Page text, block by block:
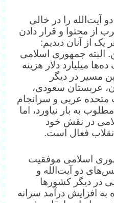
آیت‌الله را در خالی
از محتوا و قرار دادن
یک از آنان دیدیم:
البته جمهوری اسلامی
میلیارد دلار هزینه
مسیر در دیگر
عربستان سعودی،
متحده عربی و سرانجام
به بار نیاورد، اما
در نقش خود
فعال است.
اسلامی موفقیت
دو آیت‌الله و
در دیگر کشورها
به افزایش درآمد سرانه